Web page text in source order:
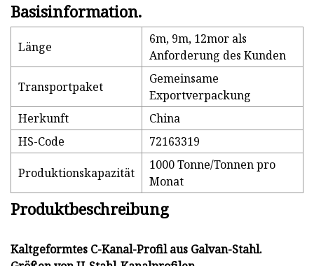
Basisinformation.
Länge
6m, 9m, 12mor als
Anforderung des Kunden
Transportpaket
Gemeinsame
Exportverpackung
Herkunft
China
HS-Code
72163319
Produktionskapazität
1000 Tonne/Tonnen pro
Monat
Produktbeschreibung
Kaltgeformtes C-Kanal-Profil aus Galvan-Stahl.